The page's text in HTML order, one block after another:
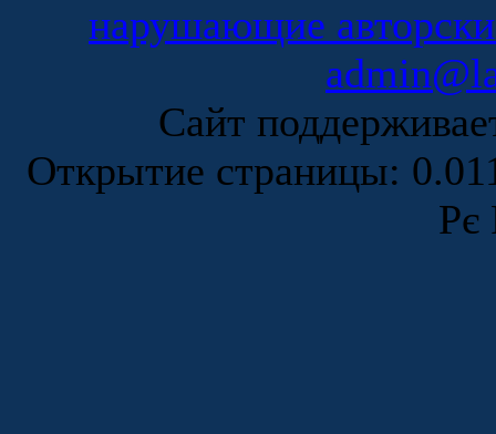
нарушающие
Сайт
Открытие страницы:
Рє